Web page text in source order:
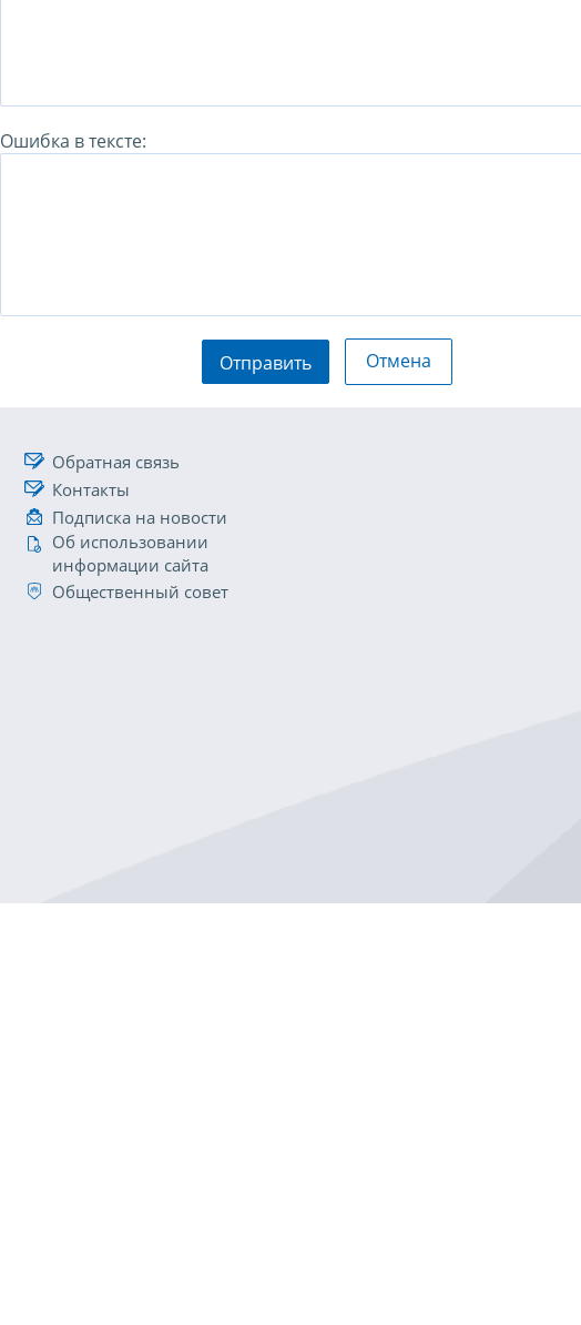
Ошибка в тексте:
Отправить Отмена
Обратная связь
Контакты
Подписка на новости
Об использовании
информации сайта
Общественный совет